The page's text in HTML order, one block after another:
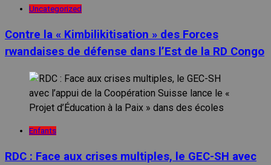
Uncategorized
Contre la « Kimbilikitisation » des Forces
rwandaises de défense dans l’Est de la RD Congo
Enfants
RDC : Face aux crises multiples, le GEC-SH avec